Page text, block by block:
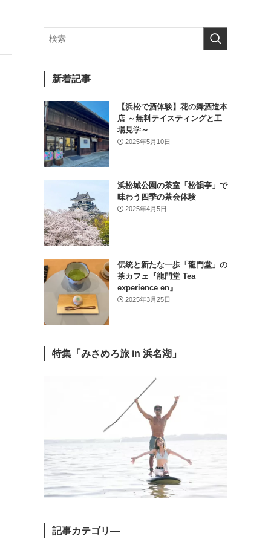
新着記事
【浜松で酒体験】花の舞酒造本
店 ～無料テイスティングと工
場見学～
2025年5月10日
浜松城公園の茶室「松韻亭」で
味わう四季の茶会体験
2025年4月5日
伝統と新たな一歩「龍門堂」の
茶カフェ『龍門堂 Tea
experience en』
2025年3月25日
特集「みさめろ旅 in 浜名湖」
記事カテゴリ―